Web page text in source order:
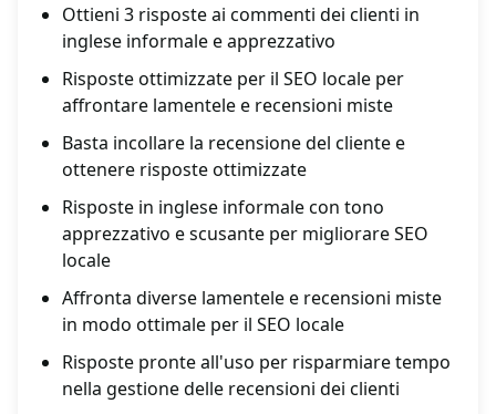
Ottieni 3 risposte ai commenti dei clienti in
inglese informale e apprezzativo
Risposte ottimizzate per il SEO locale per
affrontare lamentele e recensioni miste
Basta incollare la recensione del cliente e
ottenere risposte ottimizzate
Risposte in inglese informale con tono
apprezzativo e scusante per migliorare SEO
locale
Affronta diverse lamentele e recensioni miste
in modo ottimale per il SEO locale
Risposte pronte all'uso per risparmiare tempo
nella gestione delle recensioni dei clienti